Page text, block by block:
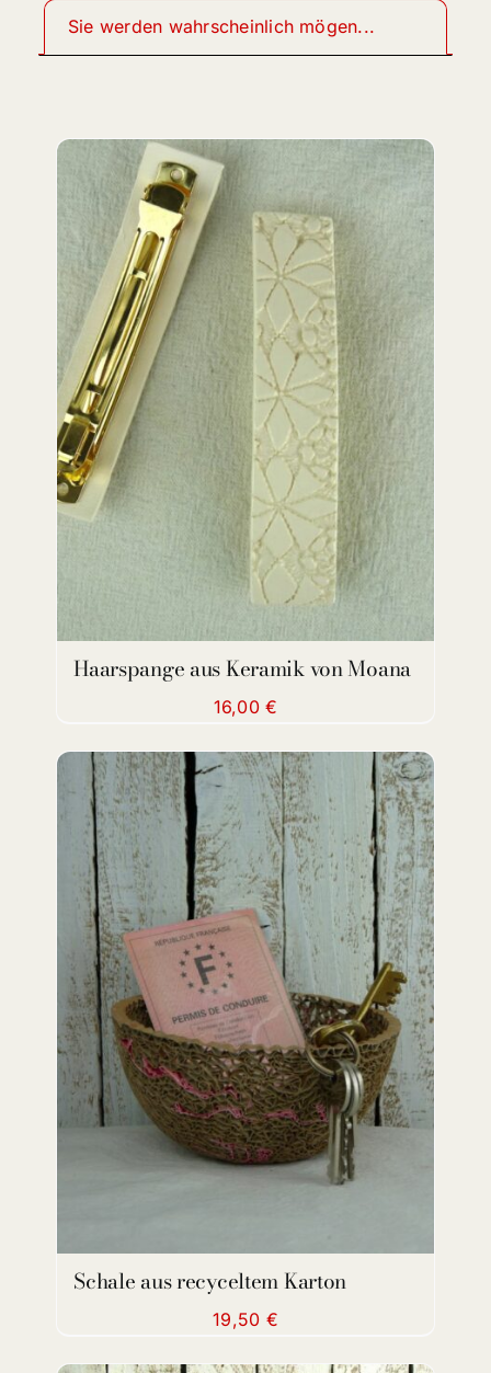
Sie werden wahrscheinlich mögen...
DETAILS
Haarspange aus Keramik von Moana
16,00€
ADD TO CART / DETAILS
Schale aus recyceltem Karton
19,50 €